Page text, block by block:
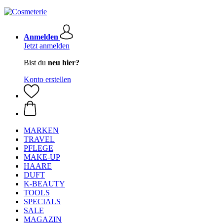
Anmelden
Jetzt anmelden
Bist du neu hier?
Konto erstellen
MARKEN
TRAVEL
PFLEGE
MAKE-UP
HAARE
DUFT
K-BEAUTY
TOOLS
SPECIALS
SALE
MAGAZIN